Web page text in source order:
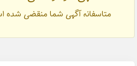
متاسفانه آگهی شما منقضی شده